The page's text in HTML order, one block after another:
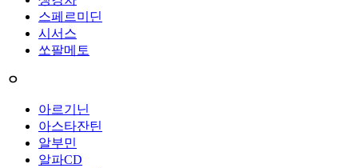
스페르미딘
시서스
쏘팔메토
ㅇ
아르기닌
아스타잔틴
알부민
알파CD